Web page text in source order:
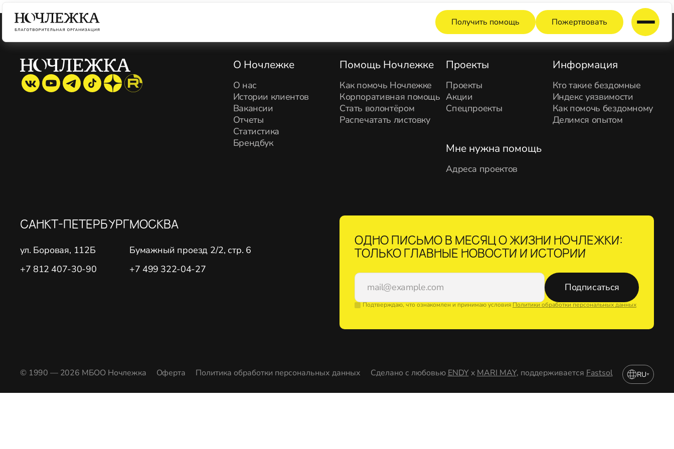
Получить помощь Пожертвовать
О Ночлежке
О нас
Истории клиентов
Вакансии
Отчеты
Статистика
Брендбук
Помощь Ночлежке
Как помочь Ночлежке
Корпоративная помощь
Стать волонтёром
Распечатать листовку
Проекты
Проекты
Акции
Спецпроекты
Информация
Кто такие бездомные
Индекс уязвимости
Как помочь бездомному
Делимся опытом
Мне нужна помощь
Адреса проектов
САНКТ-ПЕТЕРБУРГ
ул. Боровая, 112Б
+7 812 407-30-90
МОСКВА
Бумажный проезд 2/2, стр. 6
+7 499 322-04-27
ОДНО ПИСЬМО В МЕСЯЦ О ЖИЗНИ НОЧЛЕЖКИ:
ТОЛЬКО ГЛАВНЫЕ НОВОСТИ И ИСТОРИИ
Подписаться
Подтверждаю, что ознакомлен и принимаю условияПолитики обработки персональных данных
© 1990 — 2026 МБОО Ночлежка Оферта Политика обработки персональных данных Сделано с любовью ENDY x MARI MAY, поддерживается Fastsol RU